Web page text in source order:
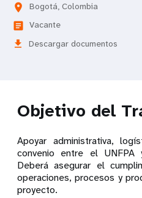
location_on Bogotá, Colombia
article Vacante
download Descargar documentos
Objetivo del
Apoyar administrativa,
convenio entre el
Deberá asegurar el
operaciones, procesos y
proyecto.